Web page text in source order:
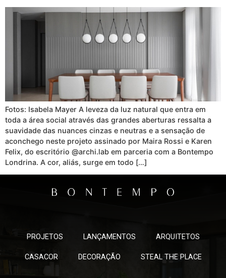
Fotos: Isabela Mayer A leveza da luz natural que entra em
toda a área social através das grandes aberturas ressalta a
suavidade das nuances cinzas e neutras e a sensação de
aconchego neste projeto assinado por Maira Rossi e Karen
Felix, do escritório @archi.lab em parceria com a Bontempo
Londrina. A cor, aliás, surge em todo […]
PROJETOS LANÇAMENTOS ARQUITETOS
CASACOR DECORAÇÃO STEAL THE PLACE